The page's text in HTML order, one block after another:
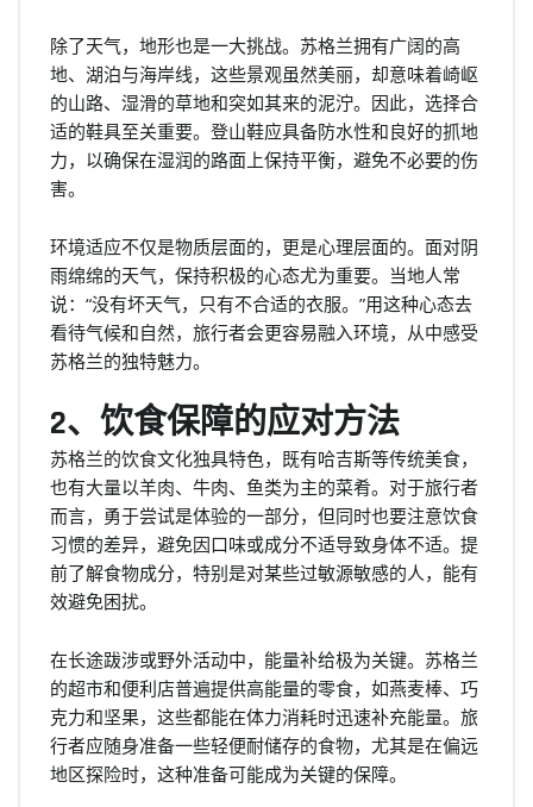
除了天气，地形也是一大挑战。苏格兰拥有广阔的高
地、湖泊与海岸线，这些景观虽然美丽，却意味着崎岖
的山路、湿滑的草地和突如其来的泥泞。因此，选择合
适的鞋具至关重要。登山鞋应具备防水性和良好的抓地
力，以确保在湿润的路面上保持平衡，避免不必要的伤
害。
环境适应不仅是物质层面的，更是心理层面的。面对阴
雨绵绵的天气，保持积极的心态尤为重要。当地人常
说：“没有坏天气，只有不合适的衣服。”用这种心态去
看待气候和自然，旅行者会更容易融入环境，从中感受
苏格兰的独特魅力。
2、饮食保障的应对方法
苏格兰的饮食文化独具特色，既有哈吉斯等传统美食，
也有大量以羊肉、牛肉、鱼类为主的菜肴。对于旅行者
而言，勇于尝试是体验的一部分，但同时也要注意饮食
习惯的差异，避免因口味或成分不适导致身体不适。提
前了解食物成分，特别是对某些过敏源敏感的人，能有
效避免困扰。
在长途跋涉或野外活动中，能量补给极为关键。苏格兰
的超市和便利店普遍提供高能量的零食，如燕麦棒、巧
克力和坚果，这些都能在体力消耗时迅速补充能量。旅
行者应随身准备一些轻便耐储存的食物，尤其是在偏远
地区探险时，这种准备可能成为关键的保障。